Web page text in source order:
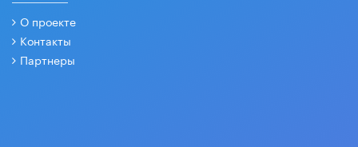
О проекте
Контакты
Партнеры